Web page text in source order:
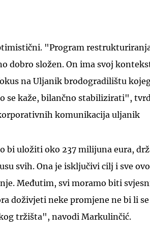
"Program
dobro složen. On ima svoj
na Uljanik brodogradilištu
se kaže, bilančno stabilizirati",
komunikacija uljanik
bi uložiti oko 237 milijuna eura,
svih. Ona je isključivi cilj i sve
Međutim, svi moramo biti
doživjeti neke promjene ne bi li
tržišta", navodi Markulinčić.